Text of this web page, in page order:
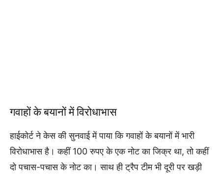
गवाहों के बयानों में विरोधाभास
हाईकोर्ट ने केस की सुनवाई में पाया कि गवाहों के बयानों में भारी
विरोधाभास है। कहीं 100 रुपए के एक नोट का जिक्र था, तो कहीं
दो पचास-पचास के नोट का। साथ ही ट्रैप टीम भी दूरी पर खड़ी